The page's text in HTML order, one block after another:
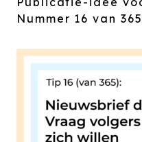
Nummer 16 van